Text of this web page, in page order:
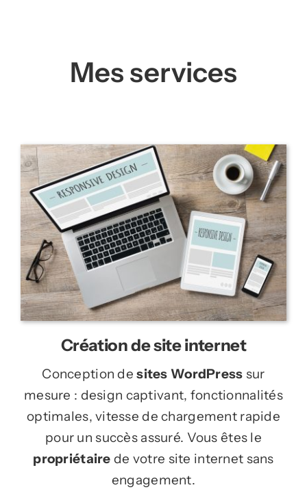
Mes services
Création de site internet
Conception desites WordPress sur
mesure : design captivant, fonctionnalités
optimales, vitesse de chargement rapide
pour un succès assuré. Vous êtes le
propriétaire de votre site internet sans
engagement.